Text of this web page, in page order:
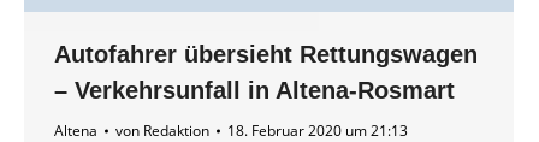
Autofahrer übersieht Rettungswagen
– Verkehrsunfall in Altena-Rosmart
Altena von Redaktion 18. Februar 2020 um 21:13